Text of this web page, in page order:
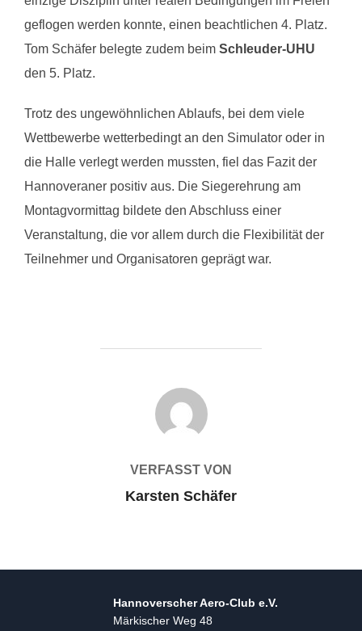
geflogen werden konnte, einen beachtlichen 4. Platz.
Tom Schäfer belegte zudem beim Schleuder-UHU
den 5. Platz.
Trotz des ungewöhnlichen Ablaufs, bei dem viele
Wettbewerbe wetterbedingt an den Simulator oder in
die Halle verlegt werden mussten, fiel das Fazit der
Hannoveraner positiv aus. Die Siegerehrung am
Montagvormittag bildete den Abschluss einer
Veranstaltung, die vor allem durch die Flexibilität der
Teilnehmer und Organisatoren geprägt war.
BEITRAGSAUTOR
VERFASST VON
Karsten Schäfer
Hannoverscher Aero-Club e.V.
Märkischer Weg 48